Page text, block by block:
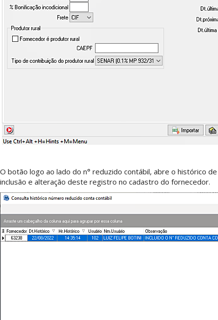
O botão logo ao lado do n° reduzido contábil, abre o histórico de
inclusão e alteração deste registro no cadastro do fornecedor.